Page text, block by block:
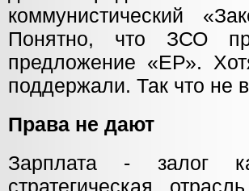
коммунистический
Понятно, что ЗСО
предложение «ЕР».
поддержали. Так что не
Права не дают
Зарплата - залог
стратегическая